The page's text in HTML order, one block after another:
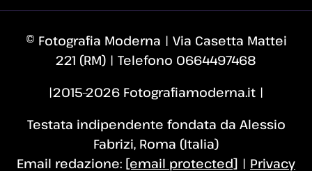
© Fotografia Moderna | Via Casetta Mattei
221 (RM) | Telefono 0664497468
|2015–2026 Fotografiamoderna.it |
Testata indipendente fondata da Alessio
Fabrizi, Roma (Italia)
Email redazione: [email protected] | Privacy